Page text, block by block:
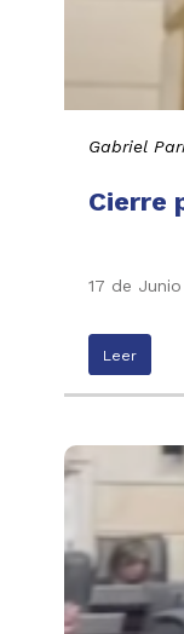
Gabriel
Cierre
17 de
Leer